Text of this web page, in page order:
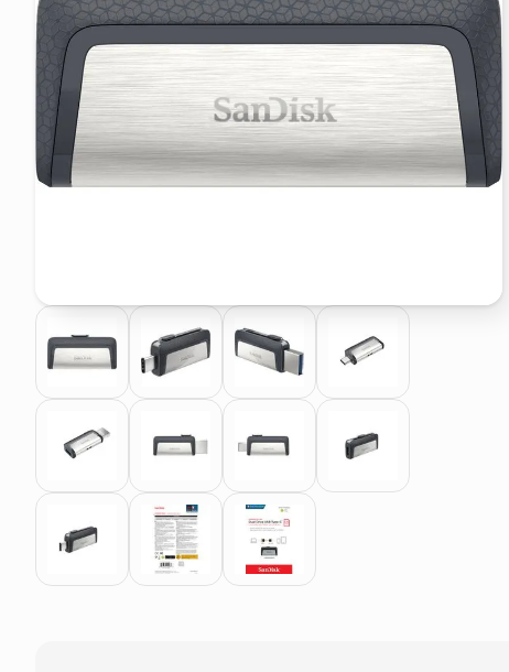
italia independent occhiali sole
pattumiera raccolta differenziata
elenco telefonico